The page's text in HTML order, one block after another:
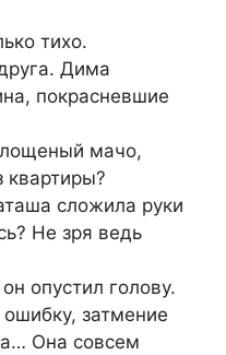
тихо.
Дима
покрасневшие
лощеный мачо,
квартиры?
сложила руки
Не зря ведь
опустил голову.
затмение
Она совсем